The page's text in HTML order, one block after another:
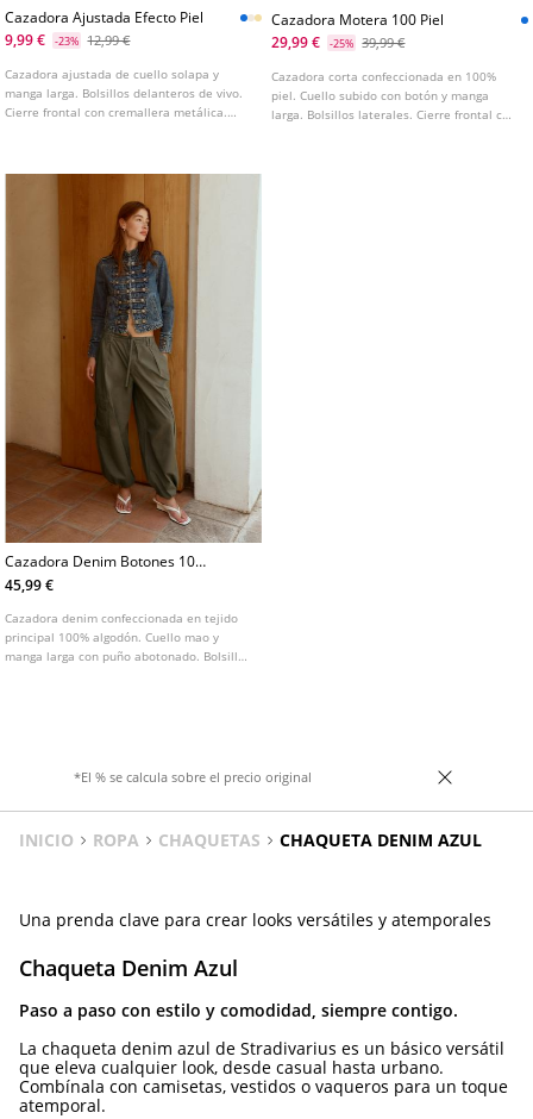
Cazadora Ajustada Efecto Piel
9,99 €
-23% 12,99 €
Cazadora ajustada de cuello solapa y
manga larga. Bolsillos delanteros de vivo.
Cierre frontal con cremallera metálica.
Cazadora Motera 100 Piel
29,99 €
-25% 39,99 €
Cazadora corta confeccionada en 100%
piel. Cuello subido con botón y manga
larga. Bolsillos laterales. Cierre frontal con
Cazadora Denim Botones 100
Algodon
45,99 €
Cazadora denim confeccionada en tejido
principal 100% algodón. Cuello mao y
manga larga con puño abotonado. Bolsillos
*El % se calcula sobre el precio original
INICIO ROPA CHAQUETAS CHAQUETA DENIM AZUL
Una prenda clave para crear looks versátiles y atemporales
Chaqueta Denim Azul
Paso a paso con estilo y comodidad, siempre contigo.
La chaqueta denim azul de Stradivarius es un básico versátil
que eleva cualquier look, desde casual hasta urbano.
Combínala con camisetas, vestidos o vaqueros para un toque
atemporal.